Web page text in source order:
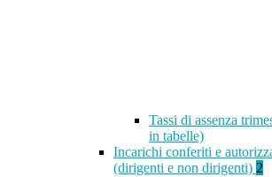
Tassi di assenza
in tabelle)
Incarichi conferiti e
(dirigenti e non dirigenti) 2